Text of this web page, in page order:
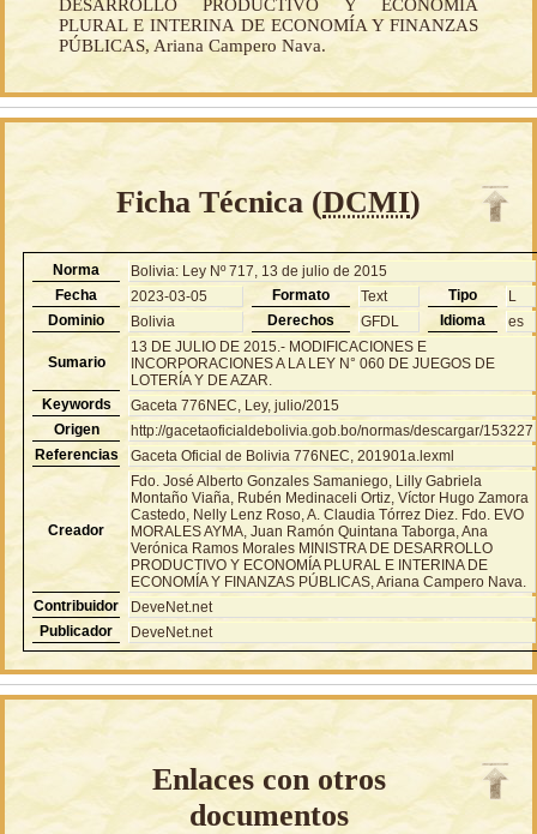
DESARROLLO PRODUCTIVO Y ECONOMÍA
PLURAL E INTERINA DE ECONOMÍA Y FINANZAS
PÚBLICAS, Ariana Campero Nava.
Ficha Técnica (DCMI)
Norma
Bolivia: Ley Nº 717, 13 de julio de 2015
Fecha
2023-03-05 Formato Text Tipo
L
Dominio
Bolivia Derechos GFDL Idioma es
Sumario
13 DE JULIO DE 2015.- MODIFICACIONES E
INCORPORACIONES A LA LEY N° 060 DE JUEGOS DE
LOTERÍA Y DE AZAR.
Keywords
Gaceta 776NEC, Ley, julio/2015
Origen
http://gacetaoficialdebolivia.gob.bo/normas/descargar/153227
Referencias
Gaceta Oficial de Bolivia 776NEC, 201901a.lexml
Creador
Fdo. José Alberto Gonzales Samaniego, Lilly Gabriela
Montaño Viaña, Rubén Medinaceli Ortiz, Víctor Hugo Zamora
Castedo, Nelly Lenz Roso, A. Claudia Tórrez Diez. Fdo. EVO
MORALES AYMA, Juan Ramón Quintana Taborga, Ana
Verónica Ramos Morales MINISTRA DE DESARROLLO
PRODUCTIVO Y ECONOMÍA PLURAL E INTERINA DE
ECONOMÍA Y FINANZAS PÚBLICAS, Ariana Campero Nava.
Contribuidor
DeveNet.net
Publicador
DeveNet.net
Enlaces con otros
documentos